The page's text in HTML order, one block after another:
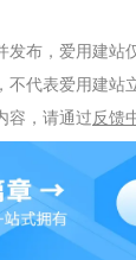
发布，爱用建站
不代表爱用建站
容，请通过反馈